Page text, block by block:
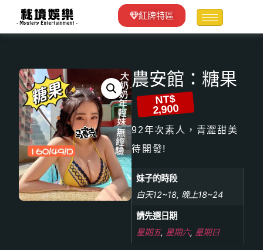
紅牌特區
農安館：糖果
NT$
2,900
92年次素人，青澀甜美
待開發!
妹子的時段
白天12~18, 晚上18~24
請先選日期
星期五, 星期六, 星期日